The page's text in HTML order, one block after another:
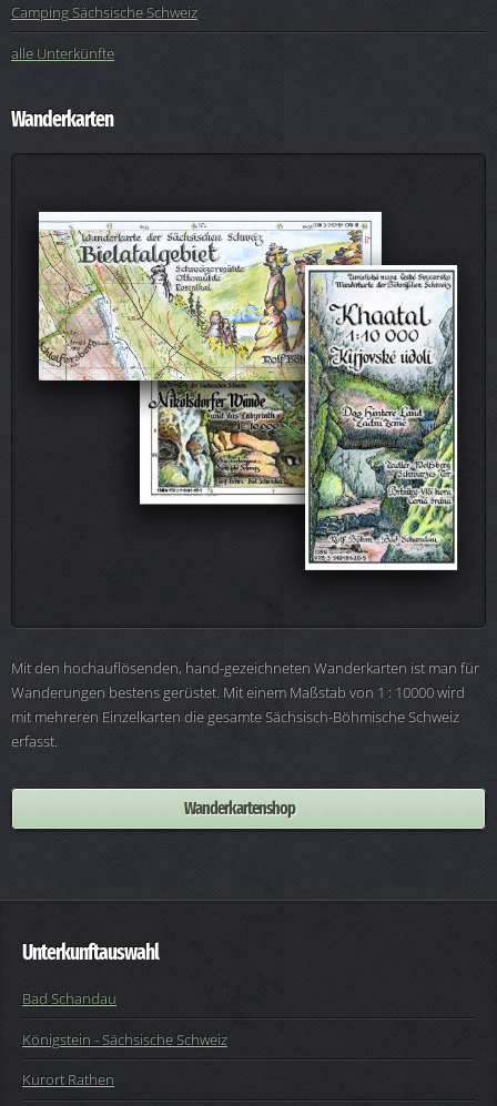
Camping Sächsische Schweiz
alle Unterkünfte
Wanderkarten
Mit den hochauflösenden, hand-gezeichneten Wanderkarten ist man für
Wanderungen bestens gerüstet. Mit einem Maßstab von 1 : 10000 wird
mit mehreren Einzelkarten die gesamte Sächsisch-Böhmische Schweiz
erfasst.
Wanderkartenshop
Unterkunftauswahl
Bad Schandau
Königstein - Sächsische Schweiz
Kurort Rathen